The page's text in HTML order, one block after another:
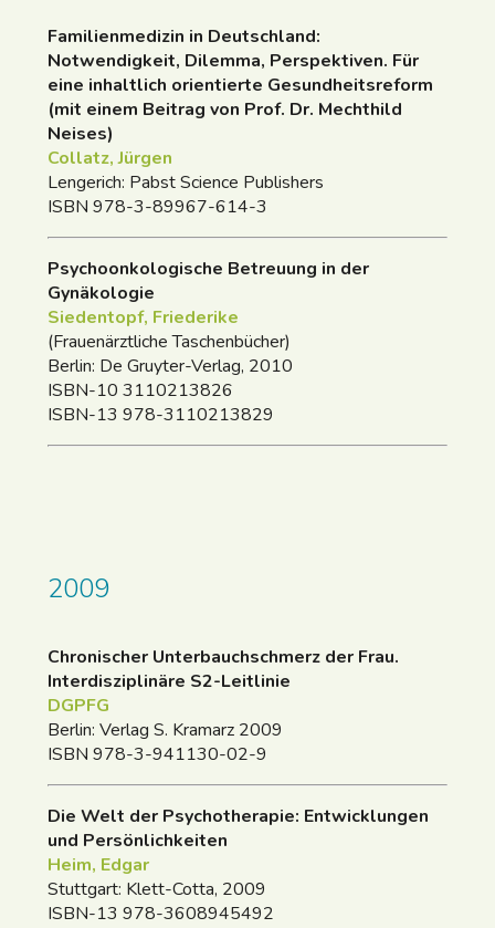
Familienmedizin in Deutschland:
Notwendigkeit, Dilemma, Perspektiven. Für
eine inhaltlich orientierte Gesundheitsreform
(mit einem Beitrag von Prof. Dr. Mechthild
Neises)
Collatz, Jürgen
Lengerich: Pabst Science Publishers
ISBN 978-3-89967-614-3
Psychoonkologische Betreuung in der
Gynäkologie
Siedentopf, Friederike
(Frauenärztliche Taschenbücher)
Berlin: De Gruyter-Verlag, 2010
ISBN-10 3110213826
ISBN-13 978-3110213829
2009
Chronischer Unterbauchschmerz der Frau.
Interdisziplinäre S2-Leitlinie
DGPFG
Berlin: Verlag S. Kramarz 2009
ISBN 978-3-941130-02-9
Die Welt der Psychotherapie: Entwicklungen
und Persönlichkeiten
Heim, Edgar
Stuttgart: Klett-Cotta, 2009
ISBN-13 978-3608945492